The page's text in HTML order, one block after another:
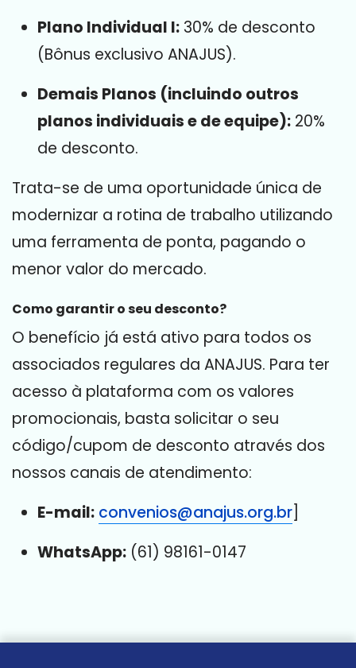
Plano Individual I: 30% de desconto
(Bônus exclusivo ANAJUS).
Demais Planos (incluindo outros
planos individuais e de equipe): 20%
de desconto.
Trata-se de uma oportunidade única de
modernizar a rotina de trabalho utilizando
uma ferramenta de ponta, pagando o
menor valor do mercado.
Como garantir o seu desconto?
O benefício já está ativo para todos os
associados regulares da ANAJUS. Para ter
acesso à plataforma com os valores
promocionais, basta solicitar o seu
código/cupom de desconto através dos
nossos canais de atendimento:
E-mail: convenios@anajus.org.br
WhatsApp: (61) 98161-0147